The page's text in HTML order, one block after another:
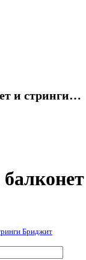
и стринги…
Бриджит